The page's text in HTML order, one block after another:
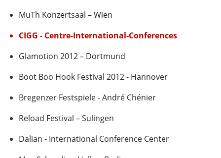
MuTh Konzertsaal – Wien
CIGG - Centre-International-Conferences
Glamotion 2012 – Dortmund
Boot Boo Hook Festival 2012 - Hannover
Bregenzer Festspiele - André Chénier
Reload Festival – Sulingen
Dalian - International Conference Center